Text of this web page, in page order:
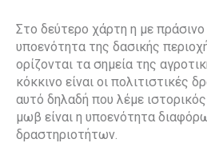
Στο δεύτερο χάρτη η με πράσινο
υποενότητα της δασικής
ορίζονται τα σημεία της
κόκκινο είναι οι πολιτιστικές
αυτό δηλαδή που λέμε
μωβ είναι η υποενότητα
δραστηριοτήτων.